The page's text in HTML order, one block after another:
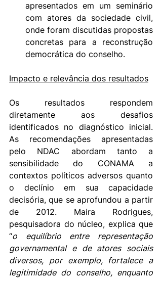
apresentados em um seminário
com atores da sociedade civil,
onde foram discutidas propostas
concretas para a reconstrução
democrática do conselho.
Impacto e relevância dos resultados
Os resultados respondem
diretamente aos desafios
identificados no diagnóstico inicial.
As recomendações apresentadas
pelo NDAC abordam tanto a
sensibilidade do CONAMA a
contextos políticos adversos quanto
o declínio em sua capacidade
decisória, que se aprofundou a partir
de 2012. Maira Rodrigues,
pesquisadora do núcleo, explica que
“o equilíbrio entre representação
governamental e de atores sociais
diversos, por exemplo, fortalece a
legitimidade do conselho, enquanto